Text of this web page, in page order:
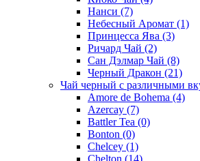
Нанси (7)
Небесный Аромат (1)
Принцесса Ява (3)
Ричард Чай (2)
Сан Дэлмар Чай (8)
Черный Дракон (21)
Чай черный с различными
Amore de Bohema (4)
Azercay (7)
Battler Tea (0)
Bonton (0)
Chelcey (1)
Chelton (14)